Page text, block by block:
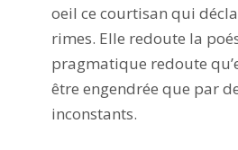
oeil ce courtisan qui
rimes. Elle redoute la
pragmatique redoute
être engendrée que par
inconstants.